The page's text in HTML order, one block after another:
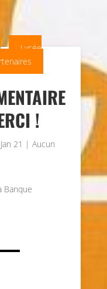
Lycée
!
21 |Aucun
Banque